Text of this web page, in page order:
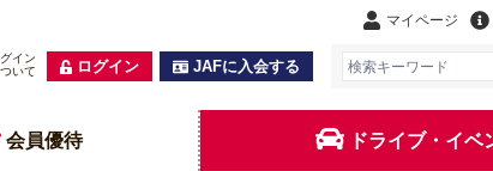
マイページ
イン
いて
ログイン JAFに入会する
会員優待 ドライブ・イベ